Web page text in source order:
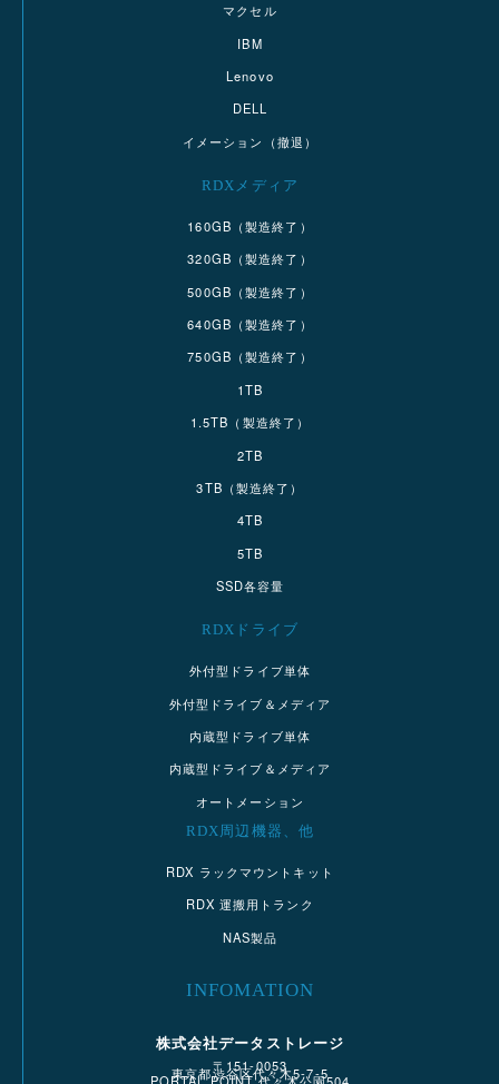
マクセル
IBM
Lenovo
DELL
イメーション（撤退）
RDXメディア
160GB（製造終了）
320GB（製造終了）
500GB（製造終了）
640GB（製造終了）
750GB（製造終了）
1TB
1.5TB（製造終了）
2TB
3TB（製造終了）
4TB
5TB
SSD各容量
RDXドライブ
外付型ドライブ単体
外付型ドライブ＆メディア
内蔵型ドライブ単体
内蔵型ドライブ＆メディア
オートメーション
RDX周辺機器、他
RDX ラックマウントキット
RDX 運搬用トランク
NAS製品
INFOMATION
株式会社データストレージ
〒151-0053
東京都渋谷区代々木5-7-5